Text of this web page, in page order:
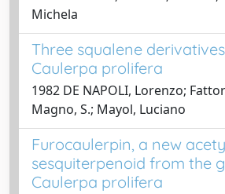
Michela
Three squalene
Caulerpa prolifera
1982 DE NAPOLI, Lorenzo;
Magno, S.; Mayol, Luciano
Furocaulerpin, a new
sesquiterpenoid from the
Caulerpa prolifera